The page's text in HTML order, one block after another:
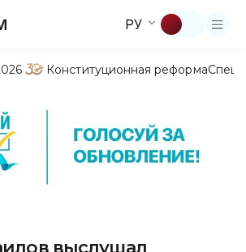
РУ
Конституционная реформа